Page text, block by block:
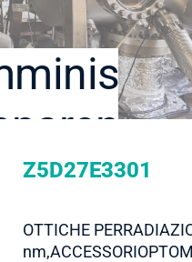
Z5D27E3301
OTTICHE